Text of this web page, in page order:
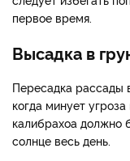
первое время.
Высадка в
Пересадка рассады
когда минует
калибрахоа должно
солнце весь день.